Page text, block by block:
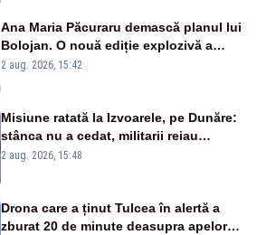
Ana Maria Păcuraru demască planul lui
Bolojan. O nouă ediție explozivă a
emisiunii „Miza Zilei” la Realitatea PLUS
2 aug. 2026, 15:42
Misiune ratată la Izvoarele, pe Dunăre:
stânca nu a cedat, militarii reiau
detonările luni – VIDEO
2 aug. 2026, 15:48
Drona care a ținut Tulcea în alertă a
zburat 20 de minute deasupra apelor